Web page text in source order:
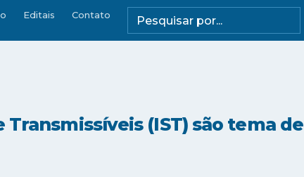
Editais Contato
(IST) são tema de